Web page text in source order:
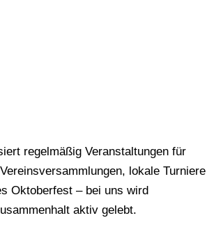
regelmäßig Veranstaltungen für
lokale Turniere
Oktoberfest – bei uns wird
aktiv gelebt.